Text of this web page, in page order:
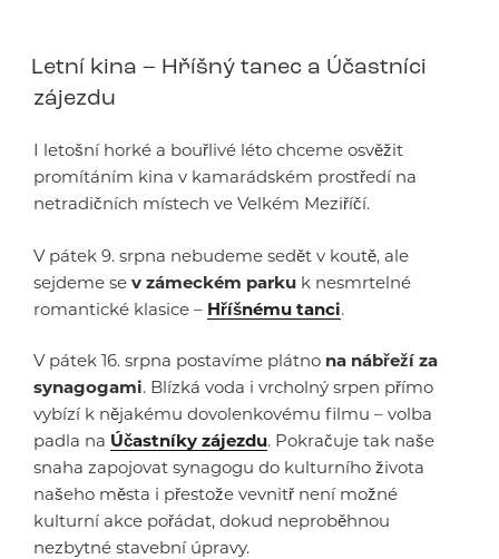
Letní kina – Hříšný tanec a Účastníci
zájezdu
I letošní horké a bouřlivé léto chceme osvěžit
promítáním kina v kamarádském prostředí na
netradičních místech ve Velkém Meziříčí.
V pátek 9. srpna nebudeme sedět v koutě, ale
sejdeme se v zámeckém parku k nesmrtelné
romantické klasice – Hříšnému tanci.
V pátek 16. srpna postavíme plátno na nábřeží za
synagogami. Blízká voda i vrcholný srpen přímo
vybízí k nějakému dovolenkovému filmu – volba
padla na Účastníky zájezdu. Pokračuje tak naše
snaha zapojovat synagogu do kulturního života
našeho města i přestože vevnitř není možné
kulturní akce pořádat, dokud neproběhnou
nezbytné stavební úpravy.